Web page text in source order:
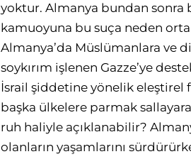
yoktur. Almanya bundan sonra
kamuoyuna bu suça neden
Almanya’da Müslümanlara ve
soykırım işlenen Gazze’ye
İsrail şiddetine yönelik eleştirel
başka ülkelere parmak
ruh haliyle açıklanabilir?
olanların yaşamlarını